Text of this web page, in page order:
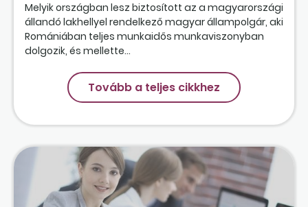
Melyik országban lesz biztosított az a magyarországi
állandó lakhellyel rendelkező magyar állampolgár, aki
Romániában teljes munkaidős munkaviszonyban
dolgozik, és mellette...
Tovább a teljes cikkhez